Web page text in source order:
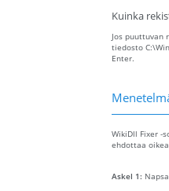
Kuinka
Jos puuttuvan
tiedosto
Enter.
WikiDll Fixer -
ehdottaa
Askel 1: